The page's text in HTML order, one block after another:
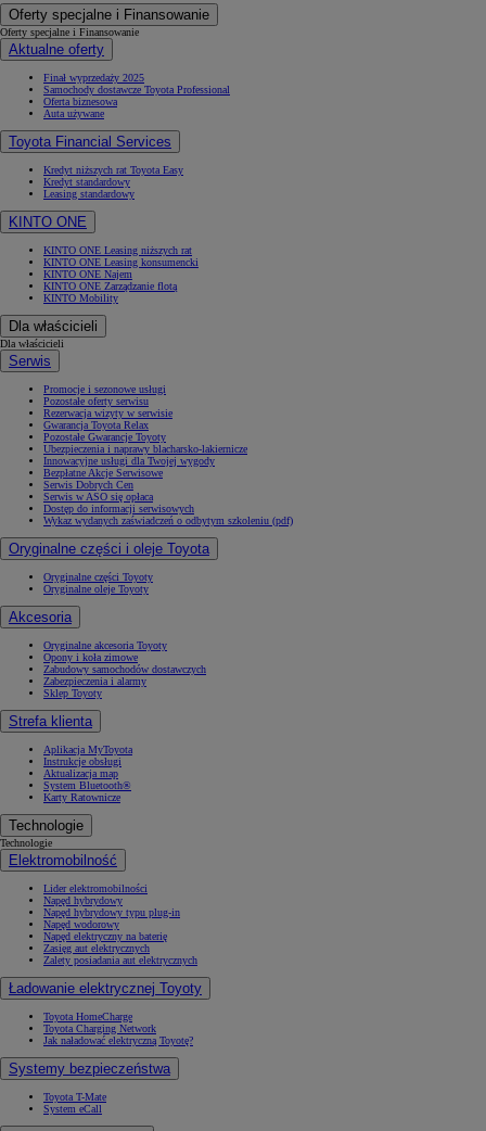
Oferty specjalne i Finansowanie
Oferty specjalne i Finansowanie
Aktualne oferty
Finał wyprzedaży 2025
Samochody dostawcze Toyota Professional
Oferta biznesowa
Auta używane
Toyota Financial Services
Kredyt niższych rat Toyota Easy
Kredyt standardowy
Leasing standardowy
KINTO ONE
KINTO ONE Leasing niższych rat
KINTO ONE Leasing konsumencki
KINTO ONE Najem
KINTO ONE Zarządzanie flotą
KINTO Mobility
Dla właścicieli
Dla właścicieli
Serwis
Promocje i sezonowe usługi
Pozostałe oferty serwisu
Rezerwacja wizyty w serwisie
Gwarancja Toyota Relax
Pozostałe Gwarancje Toyoty
Ubezpieczenia i naprawy blacharsko-lakiernicze
Innowacyjne usługi dla Twojej wygody
Bezpłatne Akcje Serwisowe
Serwis Dobrych Cen
Serwis w ASO się opłaca
Dostęp do informacji serwisowych
Wykaz wydanych zaświadczeń o odbytym szkoleniu (pdf)
Oryginalne części i oleje Toyota
Oryginalne części Toyoty
Oryginalne oleje Toyoty
Akcesoria
Oryginalne akcesoria Toyoty
Opony i koła zimowe
Zabudowy samochodów dostawczych
Zabezpieczenia i alarmy
Sklep Toyoty
Strefa klienta
Aplikacja MyToyota
Instrukcje obsługi
Aktualizacja map
System Bluetooth®
Karty Ratownicze
Technologie
Technologie
Elektromobilność
Lider elektromobilności
Napęd hybrydowy
Napęd hybrydowy typu plug-in
Napęd wodorowy
Napęd elektryczny na baterię
Zasięg aut elektrycznych
Zalety posiadania aut elektrycznych
Ładowanie elektrycznej Toyoty
Toyota HomeCharge
Toyota Charging Network
Jak naładować elektryczną Toyotę?
Systemy bezpieczeństwa
Toyota T-Mate
System eCall